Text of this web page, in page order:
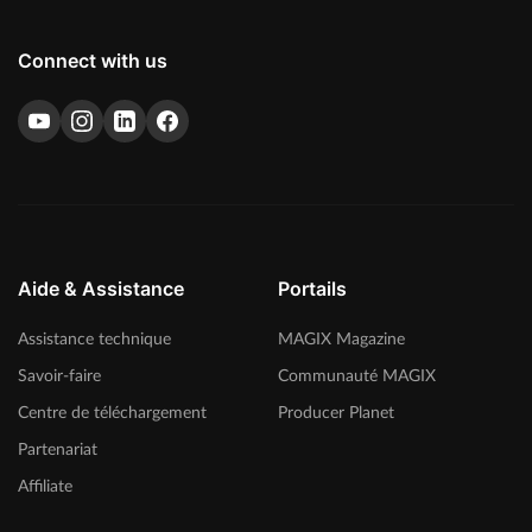
Connect with us
Aide & Assistance
Assistance technique
Savoir-faire
Centre de téléchargement
Partenariat
Affiliate
Portails
MAGIX Magazine
Communauté MAGIX
Producer Planet